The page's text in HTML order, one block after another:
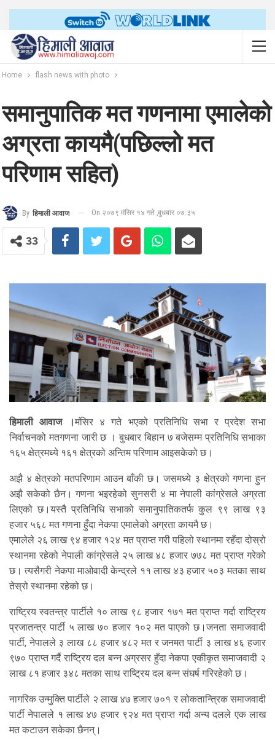
Home flash news with photo
समानुपातिक मत गणनामा एमालेको
अग्रता कायमै(पछिल्लो मत
परिणाम सहित)
By हिमाली आवाज On २०७९ मंसिर १४ गते ,बुधबार ०७:३५
33
हिमाली आवाज ।मंसिर ४ गते भएको प्रतिनिधि सभा र प्रदेश सभा
निर्वाचनको मतगणना जारी छ । बुधबार बिहान ७ बजेसम्म प्रतिनिधि सभाका
१६५ क्षेत्रमध्ये १६१ क्षेत्रको अन्तिम परिणाम आइसकेको छ।
अझै ४ क्षेत्रको मतपरिणाम आउन बाँकी छ। जसमध्ये ३ क्षेत्रको गणना हुन
अझै सकेको छैन। गणना भइरहेको सुनसरी ४ मा नेपाली कांग्रेसले अग्रता
लिएको छ।यस्तै प्रतिनिधि सभाको समानुपातिकतर्फ कुल ९९ लाख ९३
हजार ५६८ मत गणना हुँदा नेकपा एमालेको अग्रता कायमै छ।
एमालेले २६ लाख ९४ हजार १२४ मत प्राप्त गरी पहिलो स्थानमा रहँदा दोस्रो
स्थानमा रहेको नेपाली कांग्रेसले २५ लाख ४८ हजार ७७८ मत प्राप्त गरेको
छ। त्यसैगरी नेकपा माओवादी केन्द्रले ११ लाख ४३ हजार ५०३ मतका साथ
तेस्रो स्थानमा रहेको छ।
राष्ट्रिय स्वतन्त्र पार्टीले १० लाख ९८ हजार १७१ मत प्राप्त गर्दा राष्ट्रिय
प्रजातन्त्र पार्टी ५ लाख ७० हजार १०२ मत पाएको छ।जनता समाजवादी
पार्टी, नेपालले ३ लाख ८८ हजार ४८२ मत र जनमत पार्टी ३ लाख ४६ हजार
९७० प्राप्त गर्दै राष्ट्रिय दल बन्न अग्रसर हुँदा नेकपा एकीकृत समाजवादी २
लाख ८१ हजार ३४८ मतका साथ राष्ट्रिय दल बन्न संघर्ष गरिरहेको छ।
नागरिक उन्मुक्ति पार्टीले २ लाख ४७ हजार ७०१ र लोकतान्त्रिक समाजवादी
पार्टी नेपालले १ लाख ४७ हजार ९२४ मत प्राप्त गर्दा अन्य दलले एक लाख
मत कटाउन सकेका छैनन्।